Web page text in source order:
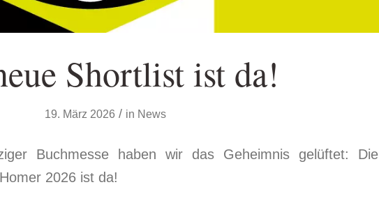
Shortlist ist da!
19. März 2026 / in News
Buchmesse haben wir das Geheimnis gelüftet: Die
2026 ist da!